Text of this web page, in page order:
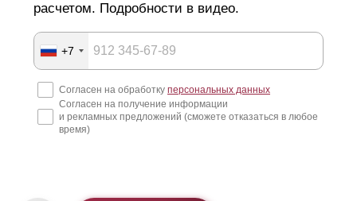
расчетом. Подробности в видео.
+7
Согласен на обработку персональных данных
Согласен на получение информации
и рекламных предложений (сможете отказаться в любое
время)